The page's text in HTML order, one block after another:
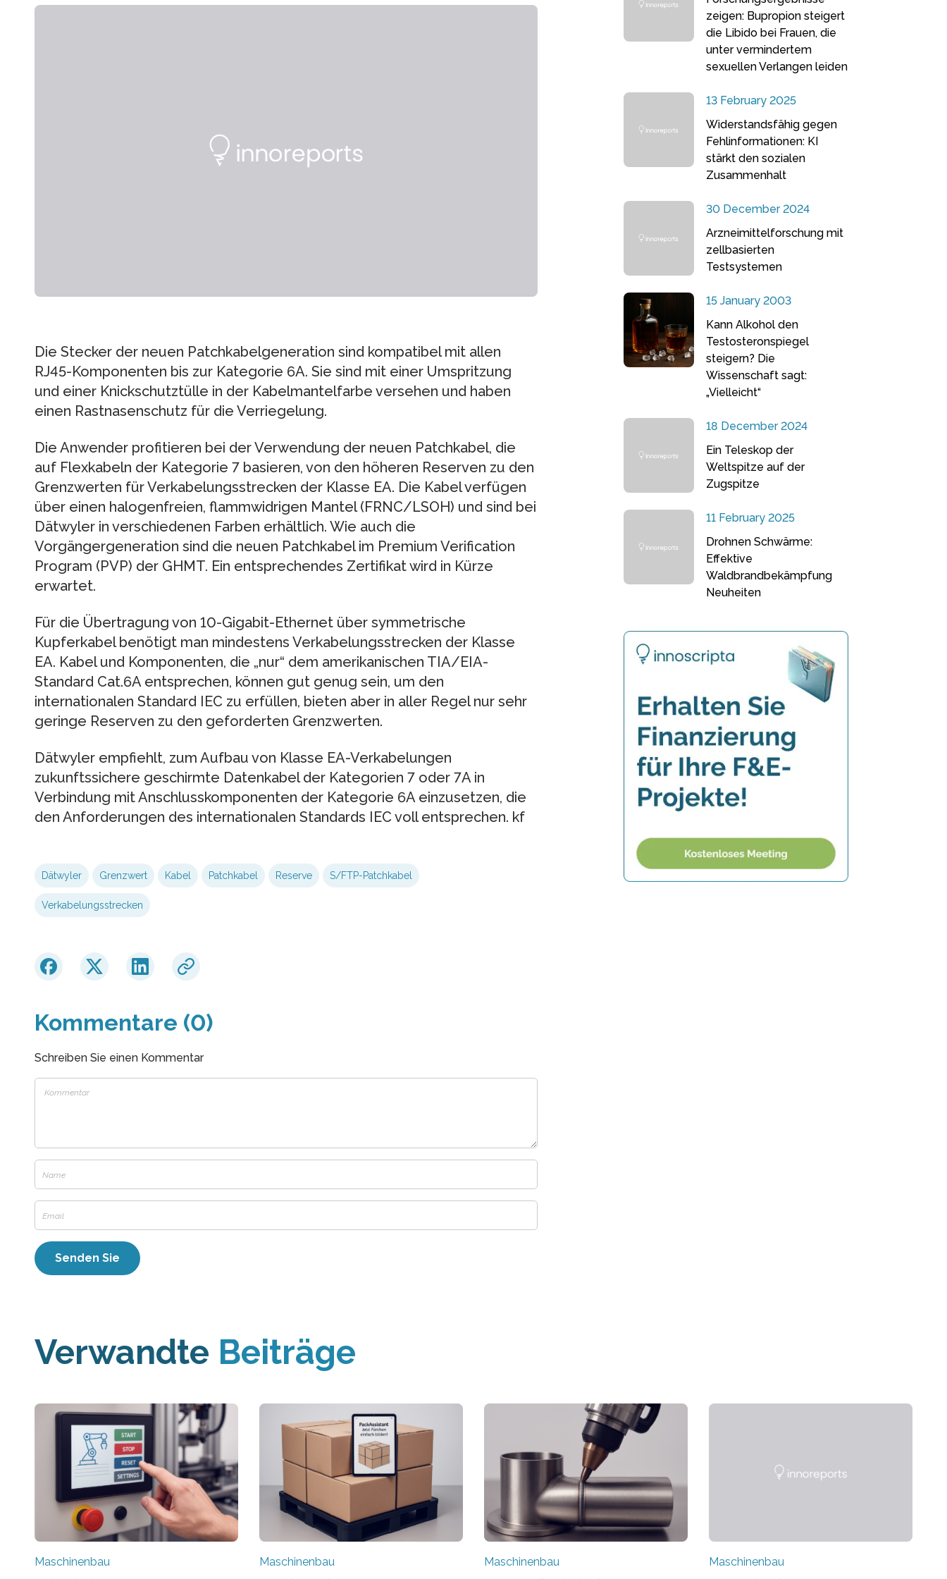
Die Stecker der neuen Patchkabelgeneration sind kompatibel mit allen
RJ45-Komponenten bis zur Kategorie 6A. Sie sind mit einer Umspritzung
und einer Knickschutztülle in der Kabelmantelfarbe versehen und haben
einen Rastnasenschutz für die Verriegelung.
Die Anwender profitieren bei der Verwendung der neuen Patchkabel, die
auf Flexkabeln der Kategorie 7 basieren, von den höheren Reserven zu den
Grenzwerten für Verkabelungsstrecken der Klasse EA. Die Kabel verfügen
über einen halogenfreien, flammwidrigen Mantel (FRNC/LSOH) und sind bei
Dätwyler in verschiedenen Farben erhältlich. Wie auch die
Vorgängergeneration sind die neuen Patchkabel im Premium Verification
Program (PVP) der GHMT. Ein entsprechendes Zertifikat wird in Kürze
erwartet.
Für die Übertragung von 10-Gigabit-Ethernet über symmetrische
Kupferkabel benötigt man mindestens Verkabelungsstrecken der Klasse
EA. Kabel und Komponenten, die „nur“ dem amerikanischen TIA/EIA-
Standard Cat.6A entsprechen, können gut genug sein, um den
internationalen Standard IEC zu erfüllen, bieten aber in aller Regel nur sehr
geringe Reserven zu den geforderten Grenzwerten.
Dätwyler empfiehlt, zum Aufbau von Klasse EA-Verkabelungen
zukunftssichere geschirmte Datenkabel der Kategorien 7 oder 7A in
Verbindung mit Anschlusskomponenten der Kategorie 6A einzusetzen, die
den Anforderungen des internationalen Standards IEC voll entsprechen. kf
Dätwyler Grenzwert Kabel Patchkabel Reserve S/FTP-Patchkabel
Verkabelungsstrecken
Kommentare (0)
Schreiben Sie einen Kommentar
zeigen: Bupropion steigert
die Libido bei Frauen, die
unter vermindertem
sexuellen Verlangen leiden
13 February 2025
Widerstandsfähig gegen
Fehlinformationen: KI
stärkt den sozialen
Zusammenhalt
30 December 2024
Arzneimittelforschung mit
zellbasierten
Testsystemen
15 January 2003
Kann Alkohol den
Testosteronspiegel
steigern? Die
Wissenschaft sagt:
„Vielleicht“
18 December 2024
Ein Teleskop der
Weltspitze auf der
Zugspitze
11 February 2025
Drohnen Schwärme:
Effektive
Waldbrandbekämpfung
Neuheiten
Verwandte Beiträge
Maschinenbau Maschinenbau Maschinenbau Maschinenbau